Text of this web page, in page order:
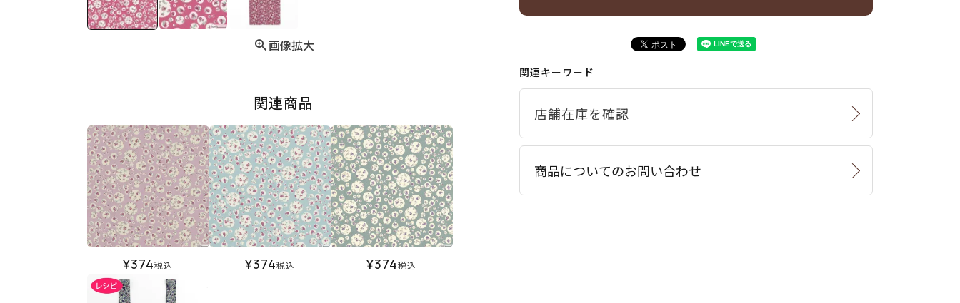
画像拡大
関連商品
¥374税込 ¥374税込 ¥374税込
関連キーワード
商品についてのお問い合わせ